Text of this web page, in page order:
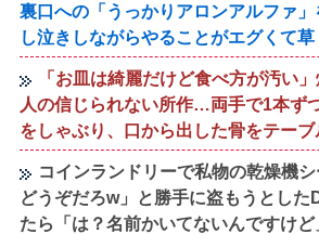
裏口への「うっかりアロンアルファ
し泣きしながらやることがエグくて草
「お皿は綺麗だけど食べ方が汚い
人の信じられない所作…両手で1本ず
をしゃぶり、口から出した骨をテーブ
コインランドリーで私物の乾燥機
どうぞだろw」と勝手に盗もうとした
たら「は？名前かいてないんですけど